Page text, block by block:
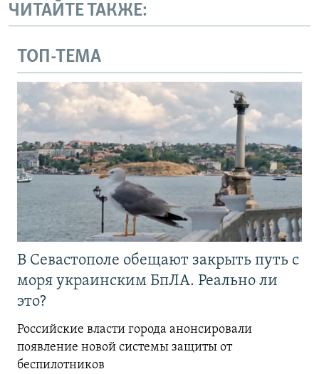
ЧИТАЙТЕ ТАКЖЕ:
ТОП-ТЕМА
В Севастополе обещают закрыть путь с
моря украинским БпЛА. Реально ли
это?
Российские власти города анонсировали
появление новой системы защиты от
беспилотников